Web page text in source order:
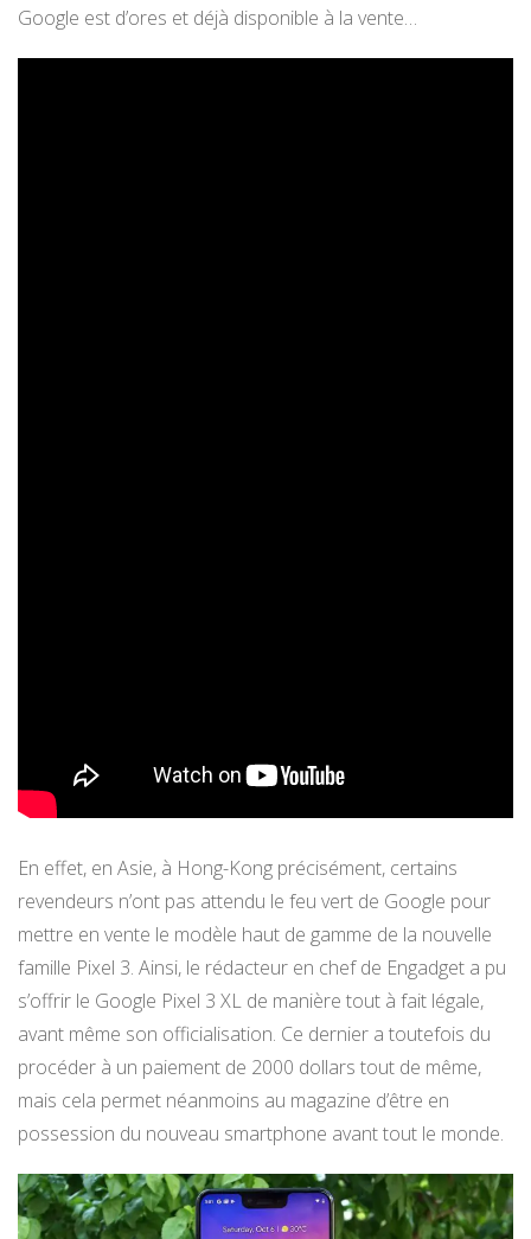
Google est d’ores et déjà disponible à la vente…
En effet, en Asie, à Hong-Kong précisément, certains
revendeurs n’ont pas attendu le feu vert de Google pour
mettre en vente le modèle haut de gamme de la nouvelle
famille Pixel 3. Ainsi, le rédacteur en chef de Engadget a pu
s’offrir le Google Pixel 3 XL de manière tout à fait légale,
avant même son officialisation. Ce dernier a toutefois du
procéder à un paiement de 2000 dollars tout de même,
mais cela permet néanmoins au magazine d’être en
possession du nouveau smartphone avant tout le monde.